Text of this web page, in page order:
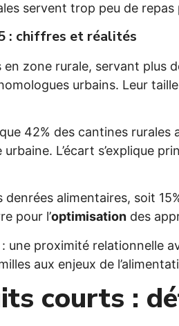
servent trop peu de
: chiffres et réalités
zone rurale, servant plus
urbains. Leur
42% des cantines
L’écart s’explique
alimentaires, soit
pour l’optimisation des
une proximité relationnelle
aux enjeux de
courts :